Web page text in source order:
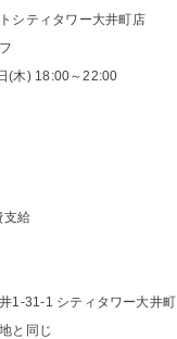
シティタワー大井町店
(木) 18:00～22:00
支給
1-31-1 シティタワー大井町
と同じ